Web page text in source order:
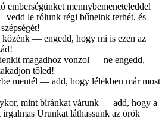
emberségünket mennybemeneteleddel
vedd le rólunk régi bűneink terhét, és
közénk — engedd, hogy mi is ezen az
magadhoz vonzol — ne engedd,
tőled!
mentél — add, hogy lélekben már most
mint bíránkat várunk — add, hogy a
Urunkat láthassunk az örök